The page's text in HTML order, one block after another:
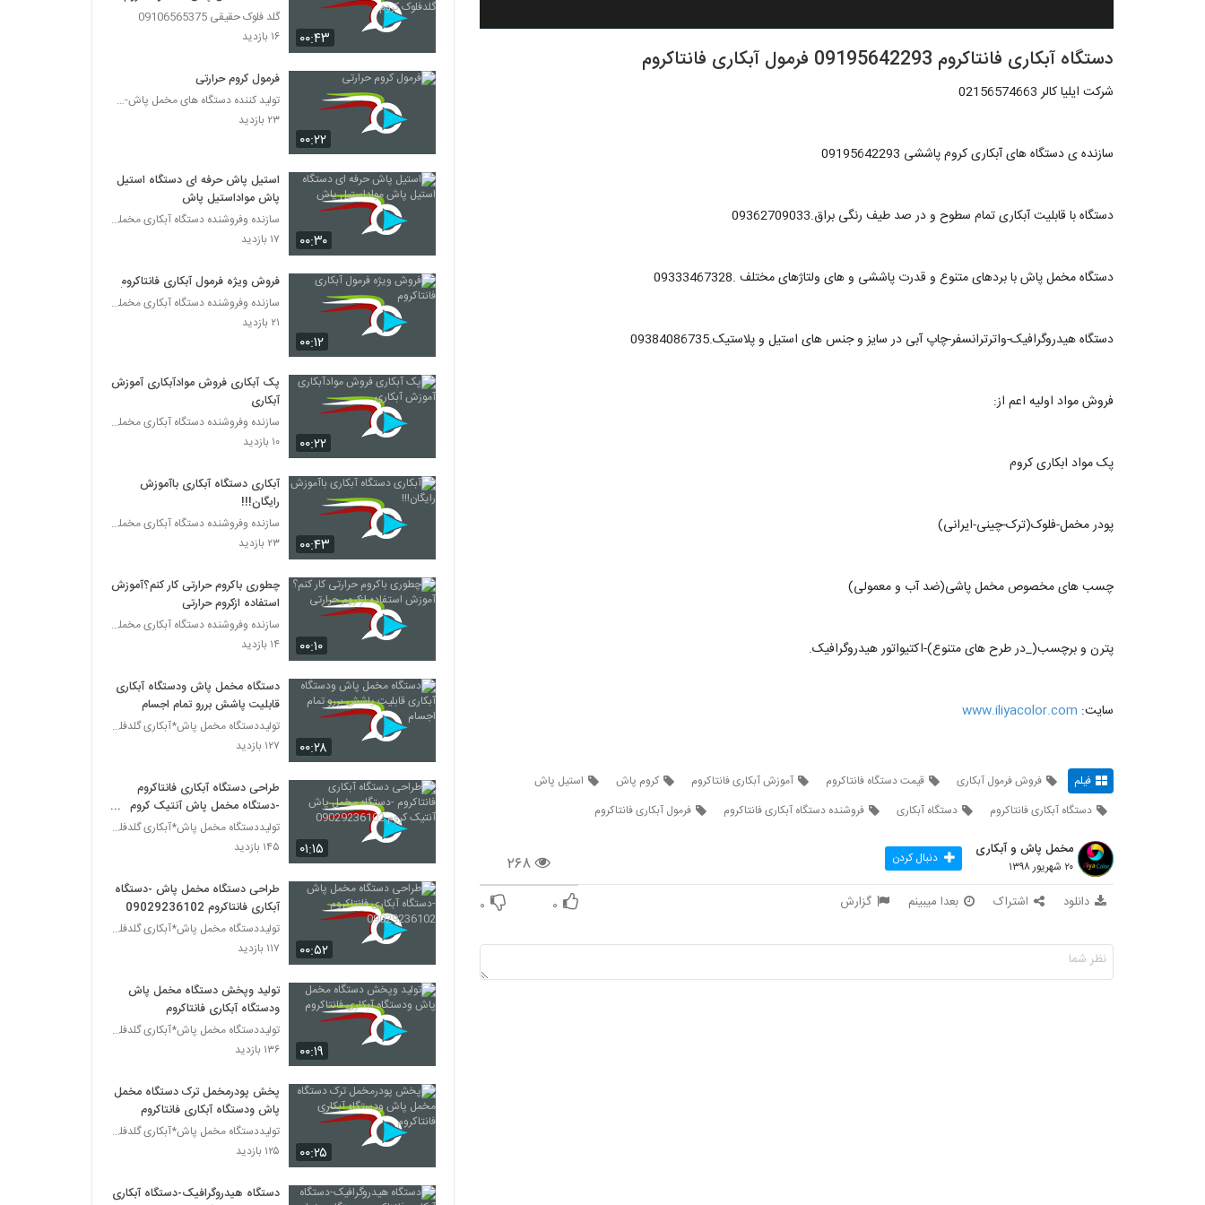
دستگاه آبکاری فانتاکروم 09195642293 فرمول آبکاری فانتاکروم
شرکت ایلیا کالر 02156574663
سازنده ی دستگاه های آبکاری کروم پاششی 09195642293
دستگاه با قابلیت آبکاری تمام سطوح و در صد طیف رنگی براق.09362709033
دستگاه مخمل پاش با بردهای متنوع و قدرت پاششی و های ولتاژهای مختلف .09333467328
دستگاه هیدروگرافیک-واترترانسفر-چاپ آبی در سایز و جنس های استیل و پلاستیک.09384086735
فروش مواد اولیه اعم از:
پک مواد ابکاری کروم
پودر مخمل-فلوک(ترک-چینی-ایرانی)
چسب های مخصوص مخمل پاشی(ضد آب و معمولی)
پترن و برچسب(_در طرح های متنوع)-اکتیواتور هیدروگرافیک.
سایت: www.iliyacolor.com
فیلم فروش فرمول آبکاری قیمت دستگاه فانتاکروم آموزش آبکاری فانتاکروم کروم پاش
استیل پاش
دستگاه آبکاری فانتاکروم
دستگاه آبکاری فروشنده دستگاه آبکاری فانتاکروم فرمول آبکاری فانتاکروم
۲۶۸
مخمل پاش و آبکاری
۲۰ شهریور ۱۳۹۸ دنبال کردن
دانلود اشتراک بعدا میبینم گزارش ۰ ۰
۰۰:۴۳
گلد فلوک حقیقی 09106565375
۱۶ بازدید
۰۰:۲۲
فرمول کروم حرارتی
تولید کننده دستگاه های مخمل پاش-هیدروگرافیک-ابکاری
۲۳ بازدید
۰۰:۳۰
استیل پاش حرفه ای دستگاه استیل
پاش مواداستیل پاش
سازنده وفروشنده دستگاه آبکاری مخملپاش هیدروگرافیک
۱۷ بازدید
۰۰:۱۲
فروش ویژه فرمول آبکاری فانتاکروم
سازنده وفروشنده دستگاه آبکاری مخملپاش هیدروگرافیک
۲۱ بازدید
۰۰:۲۲
پک آبکاری فروش موادآبکاری آموزش
آبکاری
سازنده وفروشنده دستگاه آبکاری مخملپاش هیدروگرافیک
۱۰ بازدید
۰۰:۴۳
آبکاری دستگاه آبکاری باآموزش
رایگان!!!
سازنده وفروشنده دستگاه آبکاری مخملپاش هیدروگرافیک
۲۳ بازدید
۰۰:۱۰
چطوری باکروم حرارتی کار کنم؟آموزش
استفاده ازکروم حرارتی
سازنده وفروشنده دستگاه آبکاری مخملپاش هیدروگرافیک
۱۴ بازدید
۰۰:۲۸
دستگاه مخمل پاش ودستگاه آبکاری
قابلیت پاشش بررو تمام اجسام
تولیددستگاه مخمل پاش*آبکاری گلدفلوک 09106565375
۱۲۷ بازدید
۰۱:۱۵
طراحی دستگاه آبکاری فانتاکروم
-دستگاه مخمل پاش آنتیک کروم
09029236102
تولیددستگاه مخمل پاش*آبکاری گلدفلوک 09106565375
۱۴۵ بازدید
۰۰:۵۲
طراحی دستگاه مخمل پاش -دستگاه
آبکاری فانتاکروم 09029236102
تولیددستگاه مخمل پاش*آبکاری گلدفلوک 09106565375
۱۱۷ بازدید
۰۰:۱۹
تولید وپخش دستگاه مخمل پاش
ودستگاه آبکاری فانتاکروم
تولیددستگاه مخمل پاش*آبکاری گلدفلوک 09106565375
۱۳۶ بازدید
۰۰:۲۵
پخش پودرمخمل ترک دستگاه مخمل
پاش ودستگاه آبکاری فانتاکروم
تولیددستگاه مخمل پاش*آبکاری گلدفلوک 09106565375
۱۲۵ بازدید
دستگاه هیدروگرافیک-دستگاه آبکاری